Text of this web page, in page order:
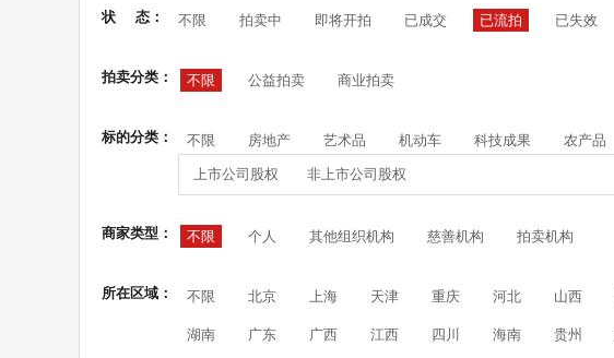
状 态： 不限 拍卖中 即将开拍 已成交 已流拍 已失效
拍卖分类： 不限 公益拍卖 商业拍卖
标的分类： 不限 房地产 艺术品 机动车 科技成果 农产品
上市公司股权 非上市公司股权
商家类型： 不限 个人 其他组织机构 慈善机构 拍卖机构
所在区域： 不限 北京 上海 天津 重庆 河北 山西
湖南 广东 广西 江西 四川 海南 贵州